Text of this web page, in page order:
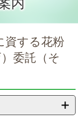
資する花粉
委託（そ